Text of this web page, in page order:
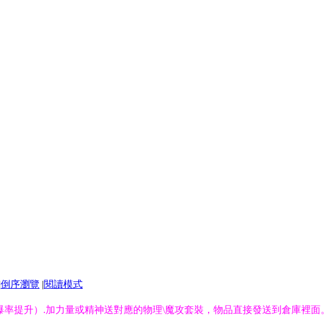
倒序瀏覽 |閱讀模式
提升）.加力量或精神送對應的物理\魔攻套裝，物品直接發送到倉庫裡面。